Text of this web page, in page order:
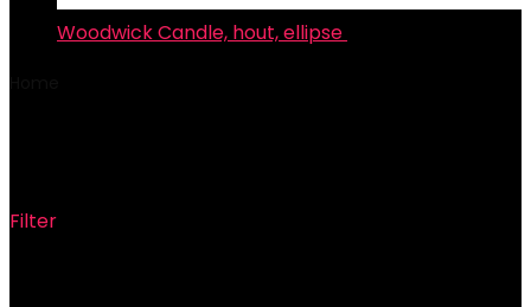
Woodwick Candle, hout, ellipse
Filter